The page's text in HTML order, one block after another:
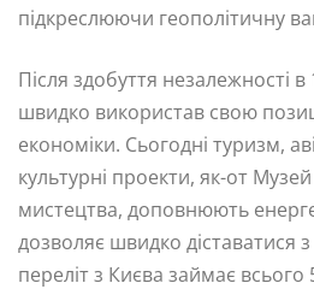
підкреслюючи геополітичну
Після здобуття незалежності
швидко використав свою
економіки. Сьогодні туризм,
культурні проекти, як-от
мистецтва, доповнюють
дозволяє швидко діставатися
переліт з Києва займає всього